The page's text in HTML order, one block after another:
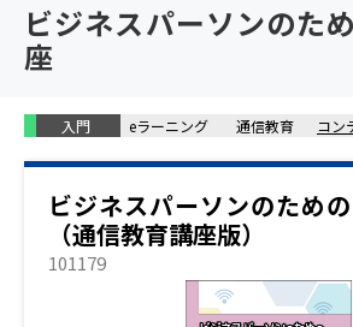
ビジネスパーソンのた
座
入門 eラーニング 通信教育 コン
ビジネスパーソンのため
（通信教育講座版）
101179